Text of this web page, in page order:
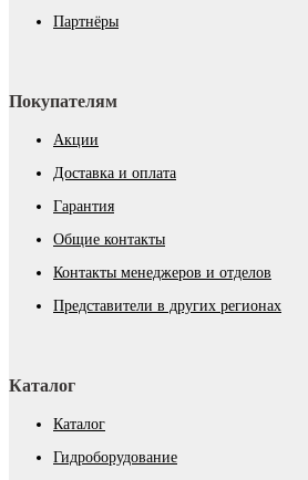
Партнёры
Покупателям
Акции
Доставка и оплата
Гарантия
Общие контакты
Контакты менеджеров и отделов
Представители в других регионах
Каталог
Каталог
Гидроборудование